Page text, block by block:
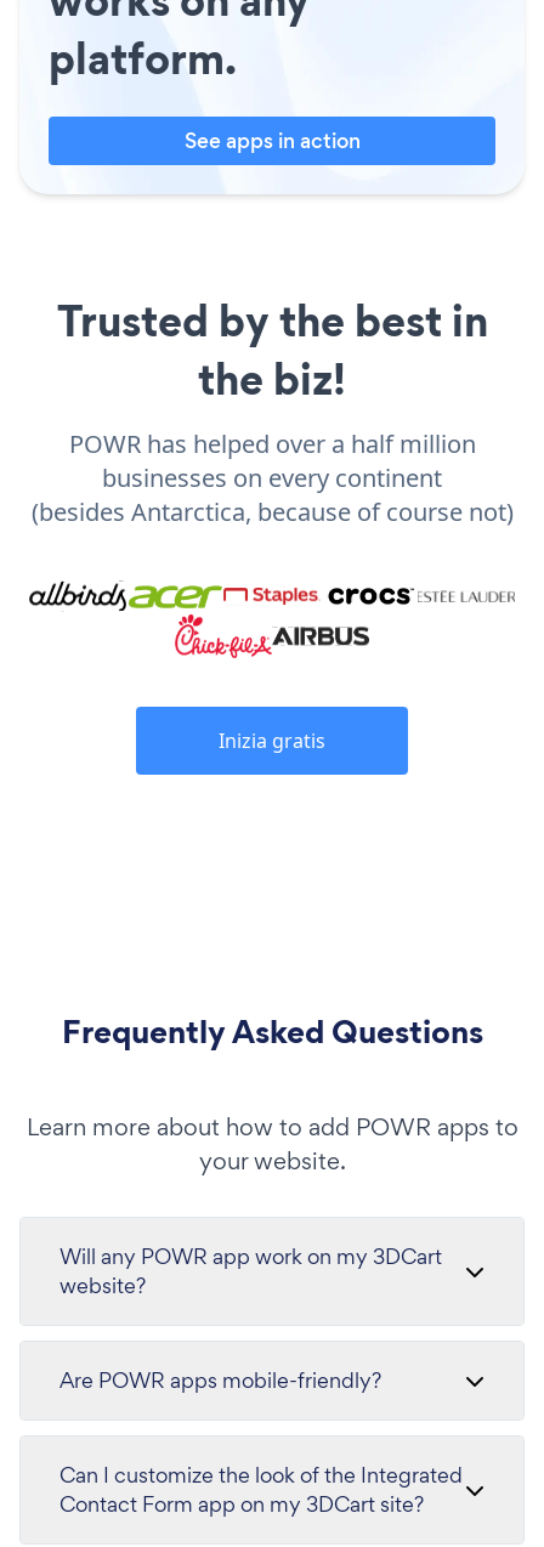
platform.
See apps in action
Trusted by the best in
the biz!
POWR has helped over a half million
businesses on every continent
(besides Antarctica, because of course not)
Inizia gratis
Frequently Asked Questions
Learn more about how to add POWR apps to
your website.
Will any POWR app work on my 3DCart
website?
Are POWR apps mobile-friendly?
Can I customize the look of the Integrated
Contact Form app on my 3DCart site?